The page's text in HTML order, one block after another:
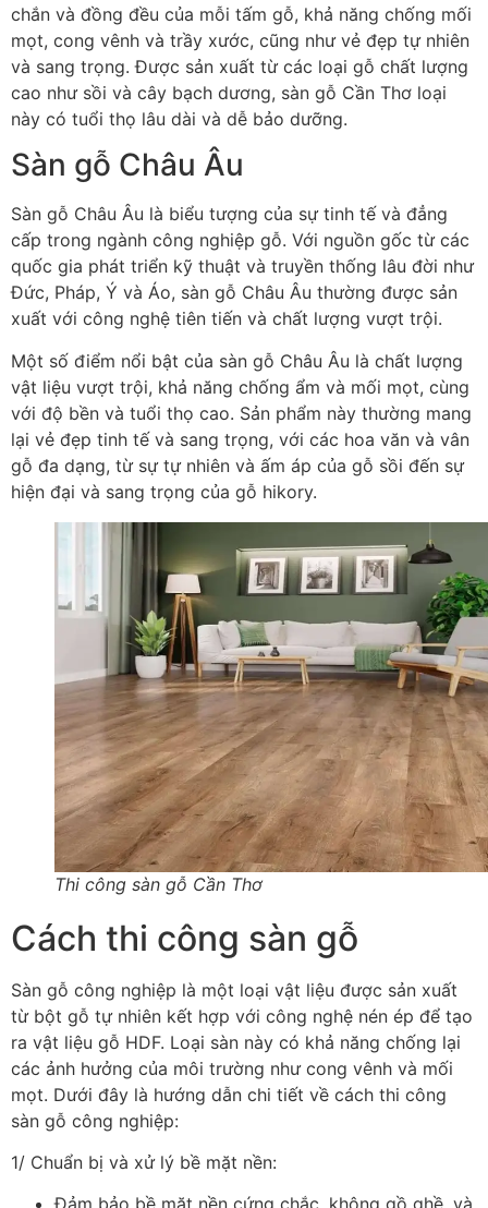
chắn và đồng đều của mỗi tấm gỗ, khả năng chống mối
mọt, cong vênh và trầy xước, cũng như vẻ đẹp tự nhiên
và sang trọng. Được sản xuất từ các loại gỗ chất lượng
cao như sồi và cây bạch dương, sàn gỗ Cần Thơ loại
này có tuổi thọ lâu dài và dễ bảo dưỡng.
Sàn gỗ Châu Âu
Sàn gỗ Châu Âu là biểu tượng của sự tinh tế và đẳng
cấp trong ngành công nghiệp gỗ. Với nguồn gốc từ các
quốc gia phát triển kỹ thuật và truyền thống lâu đời như
Đức, Pháp, Ý và Áo, sàn gỗ Châu Âu thường được sản
xuất với công nghệ tiên tiến và chất lượng vượt trội.
Một số điểm nổi bật của sàn gỗ Châu Âu là chất lượng
vật liệu vượt trội, khả năng chống ẩm và mối mọt, cùng
với độ bền và tuổi thọ cao. Sản phẩm này thường mang
lại vẻ đẹp tinh tế và sang trọng, với các hoa văn và vân
gỗ đa dạng, từ sự tự nhiên và ấm áp của gỗ sồi đến sự
hiện đại và sang trọng của gỗ hikory.
Thi công sàn gỗ Cần Thơ
Cách thi công sàn gỗ
Sàn gỗ công nghiệp là một loại vật liệu được sản xuất
từ bột gỗ tự nhiên kết hợp với công nghệ nén ép để tạo
ra vật liệu gỗ HDF. Loại sàn này có khả năng chống lại
các ảnh hưởng của môi trường như cong vênh và mối
mọt. Dưới đây là hướng dẫn chi tiết về cách thi công
sàn gỗ công nghiệp:
1/ Chuẩn bị và xử lý bề mặt nền: